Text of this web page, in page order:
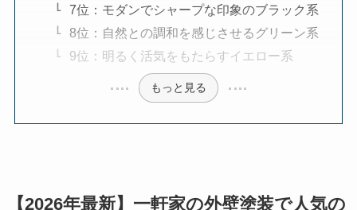
7位：モダンでシャープな印象のブラック系
8位：自然との調和を感じさせるグリーン系
9位：明るく活気をもたらすイエロー系
もっと見る
【2026年最新】一軒家の外壁塗装で人気の